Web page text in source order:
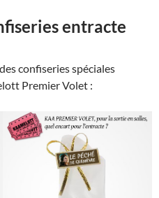
entracte
confiseries spéciales
Premier Volet :